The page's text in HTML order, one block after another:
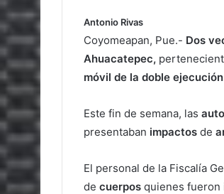
Antonio Rivas
Coyomeapan, Pue.- Dos
Ahuacatepec,
móvil de la doble
Este fin de semana, las
presentaban impactos de
El personal de la Fiscalía
de cuerpos quienes fueron